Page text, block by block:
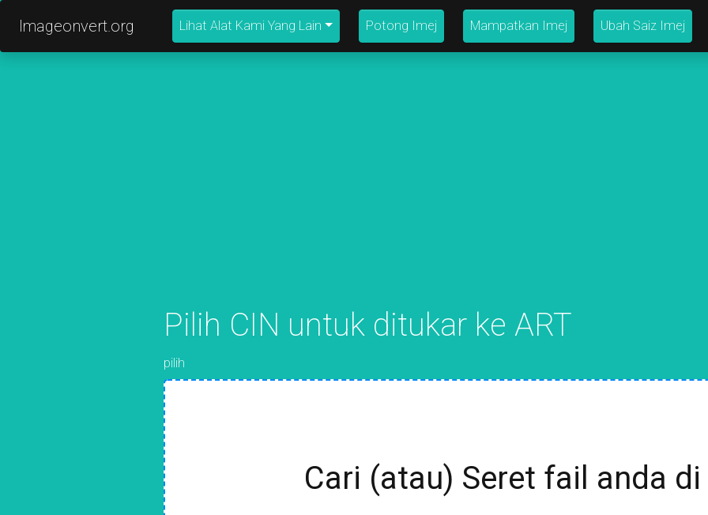
Imageonvert.org Lihat Alat Kami Yang Lain Potong Imej Mampatkan Imej Ubah Saiz Imej
Pilih CIN untuk ditukar ke ART
pilih
Cari (atau) Seret fail anda